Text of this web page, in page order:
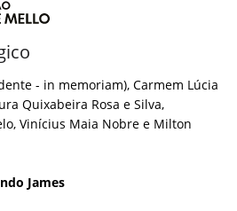
- in memoriam), Carmem Lúcia
Quixabeira Rosa e Silva,
Vinícius Maia Nobre e Milton
James